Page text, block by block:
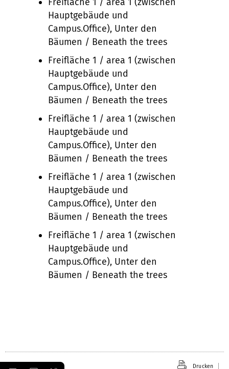
Hauptgebäude und
Campus.Office), Unter den
Bäumen / Beneath the trees
Freifläche 1 / area 1 (zwischen
Hauptgebäude und
Campus.Office), Unter den
Bäumen / Beneath the trees
Freifläche 1 / area 1 (zwischen
Hauptgebäude und
Campus.Office), Unter den
Bäumen / Beneath the trees
Freifläche 1 / area 1 (zwischen
Hauptgebäude und
Campus.Office), Unter den
Bäumen / Beneath the trees
Freifläche 1 / area 1 (zwischen
Hauptgebäude und
Campus.Office), Unter den
Bäumen / Beneath the trees
Drucken